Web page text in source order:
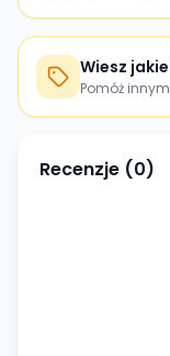
Wiesz
Pomóż
Recenzje (0)